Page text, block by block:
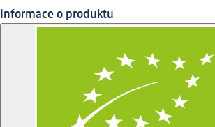
Informace o produktu